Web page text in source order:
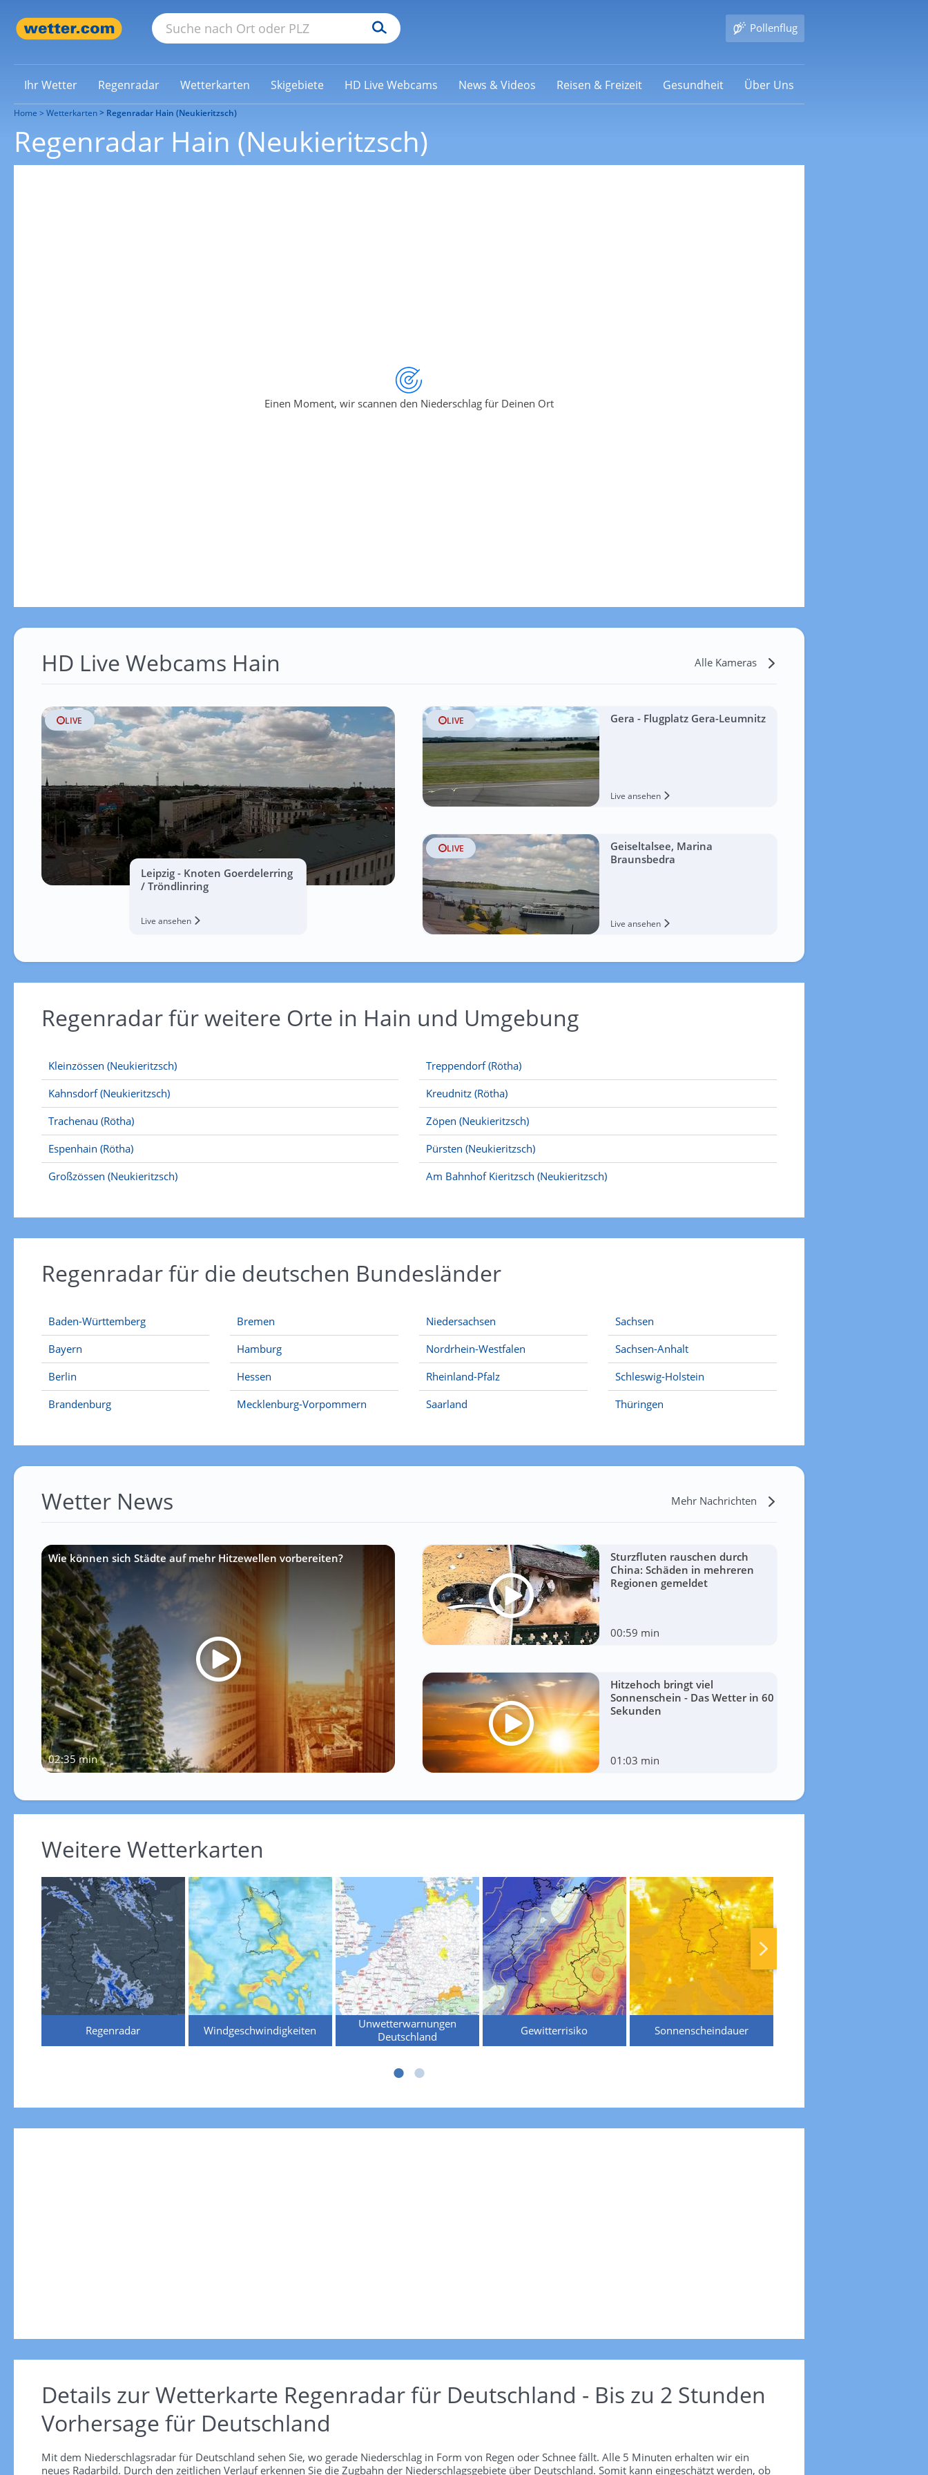
Pollenflug
Ihr Wetter Regenradar Wetterkarten Skigebiete HD Live Webcams News & Videos Reisen & Freizeit Gesundheit Über Uns
Home Wetterkarten Regenradar Hain (Neukieritzsch)
Regenradar Hain (Neukieritzsch)
Einen Moment, wir scannen den Niederschlag für Deinen Ort
HD Live Webcams Hain Alle Kameras
LIVE
Leipzig - Knoten Goerdelerring
/ Tröndlinring
Live ansehen
LIVE Gera - Flugplatz Gera-Leumnitz
Live ansehen
LIVE
Geiseltalsee, Marina
Braunsbedra
Live ansehen
Regenradar für weitere Orte in Hain und Umgebung
Kleinzössen (Neukieritzsch)
Kahnsdorf (Neukieritzsch)
Trachenau (Rötha)
Espenhain (Rötha)
Großzössen (Neukieritzsch)
Treppendorf (Rötha)
Kreudnitz (Rötha)
Zöpen (Neukieritzsch)
Pürsten (Neukieritzsch)
Am Bahnhof Kieritzsch (Neukieritzsch)
Regenradar für die deutschen Bundesländer
Baden-Württemberg
Bayern
Berlin
Brandenburg
Bremen
Hamburg
Hessen
Mecklenburg-Vorpommern
Niedersachsen
Nordrhein-Westfalen
Rheinland-Pfalz
Saarland
Sachsen
Sachsen-Anhalt
Schleswig-Holstein
Thüringen
Wetter News Mehr Nachrichten
Wie können sich Städte auf mehr Hitzewellen vorbereiten?
02:35 min
Sturzfluten rauschen durch
China: Schäden in mehreren
Regionen gemeldet
00:59 min
Hitzehoch bringt viel
Sonnenschein - Das Wetter in 60
Sekunden
01:03 min
Weitere Wetterkarten
Regenradar Windgeschwindigkeiten
Unwetterwarnungen
Deutschland
Gewitterrisiko Sonnenscheindauer
Details zur Wetterkarte Regenradar für Deutschland - Bis zu 2 Stunden
Vorhersage für Deutschland
Mit dem Niederschlagsradar für Deutschland sehen Sie, wo gerade Niederschlag in Form von Regen oder Schnee fällt. Alle 5 Minuten erhalten wir ein
neues Radarbild. Durch den zeitlichen Verlauf erkennen Sie die Zugbahn der Niederschlagsgebiete über Deutschland. Somit kann eingeschätzt werden, ob